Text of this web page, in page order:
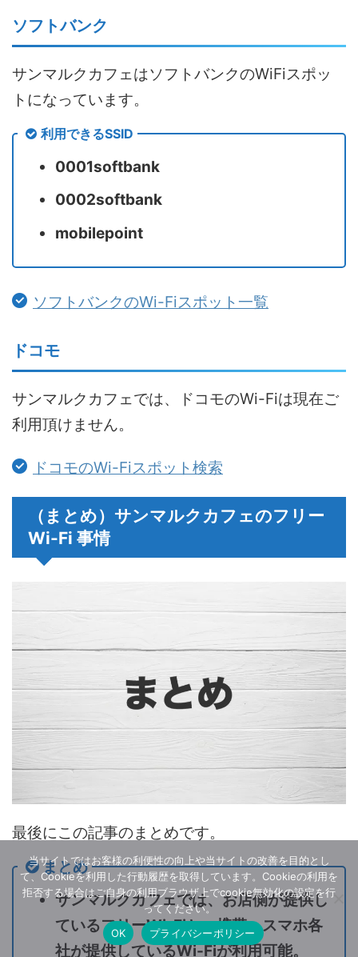
ソフトバンク
サンマルクカフェはソフトバンクのWiFiスポッ
トになっています。
利用できるSSID
0001softbank
0002softbank
mobilepoint
ソフトバンクのWi-Fiスポット一覧
ドコモ
サンマルクカフェでは、ドコモのWi-Fiは現在ご
利用頂けません。
ドコモのWi-Fiスポット検索
（まとめ）サンマルクカフェのフリー
Wi-Fi 事情
最後にこの記事のまとめです。
まとめ
サンマルクカフェでは、お店側が提供し
ているフリーWi-Fiと、携帯・スマホ各
社が提供しているWi-Fiが利用可能。
当サイトではお客様の利便性の向上や当サイトの改善を目的とし
て、Cookieを利用した行動履歴を取得しています。Cookieの利用を
拒否する場合はご自身の利用ブラウザ上でcookie無効化の設定を行
ってください。
OK
プライバシーポリシー